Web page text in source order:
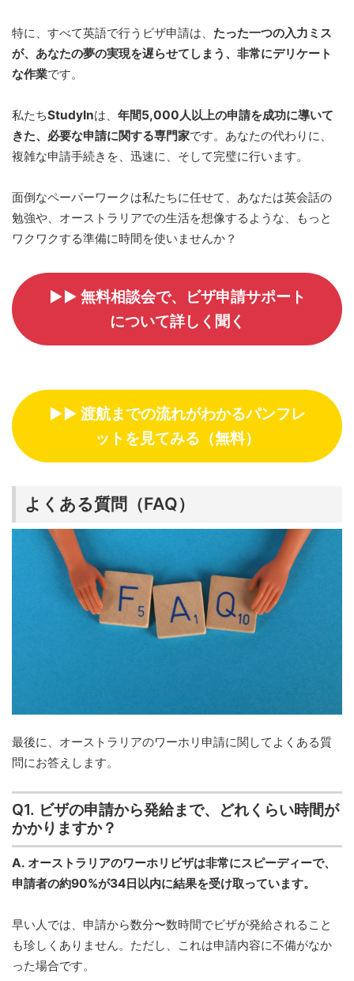
特に、すべて英語で行うビザ申請は、 たった一つの入力ミス
が、あなたの夢の実現を遅らせてしまう、非常にデリケート
な作業です。
私たちStudyInは、 年間5,000人以上の申請を成功に導いて
きた、必要な申請に関する専門家です。あなたの代わりに、
複雑な申請手続きを、迅速に、そして完璧に行います。
面倒なペーパーワークは私たちに任せて、あなたは英会話の
勉強や、オーストラリアでの生活を想像するような、もっと
ワクワクする準備に時間を使いませんか？
▶▶ 無料相談会で、ビザ申請サポート
について詳しく聞く
▶▶ 渡航までの流れがわかるパンフレ
ットを見てみる（無料）
よくある質問（FAQ）
最後に、オーストラリアのワーホリ申請に関してよくある質
問にお答えします。
Q1. ビザの申請から発給まで、どれくらい時間が
かかりますか？
A. オーストラリアのワーホリビザは非常にスピーディーで、
申請者の約90%が34日以内に結果を受け取っています。
早い人では、申請から数分〜数時間でビザが発給されること
も珍しくありません。ただし、これは申請内容に不備がなか
った場合です。